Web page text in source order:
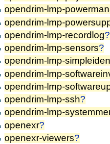
opendrim-lmp-
opendrim-lmp-
opendrim-lmp-recordlog?
opendrim-lmp-sensors?
opendrim-lmp-
opendrim-lmp-
opendrim-lmp-
opendrim-lmp-ssh?
opendrim-lmp-
openexr?
openexr-viewers?